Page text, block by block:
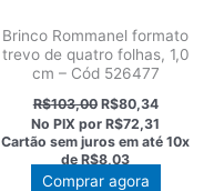
Brinco Rommanel formato
trevo de quatro folhas, 1,0
cm – Cód 526477
R$103,00 O
preço
original
era:
R$103,00.
R$80,34O
preço
atual
é:
No PIX porR$72,31
Cartão sem juros em até10x
de R$8,03
Comprar agora